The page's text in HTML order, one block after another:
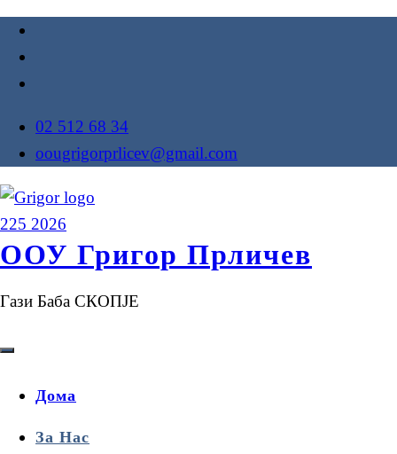
02 512 68 34
oougrigorprlicev@gmail.com
ООУ Григор Прличев
Гази Баба СКОПЈЕ
Дома
За Нас